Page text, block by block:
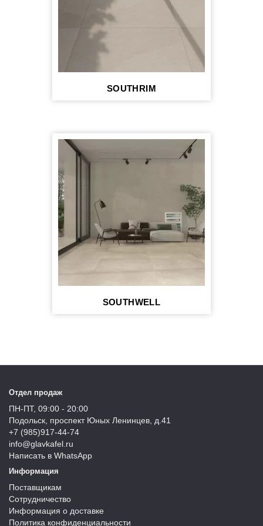
SOUTHRIM
SOUTHWELL
Отдел продаж
ПН-ПТ, 09:00 - 20:00
Подольск, проспект Юных Ленинцев, д.41
+7 (985)917-44-74
info@glavkafel.ru
Написать в WhatsApp
Информация
Поставщикам
Сотрудничество
Информация о доставке
Политика конфиденциальности